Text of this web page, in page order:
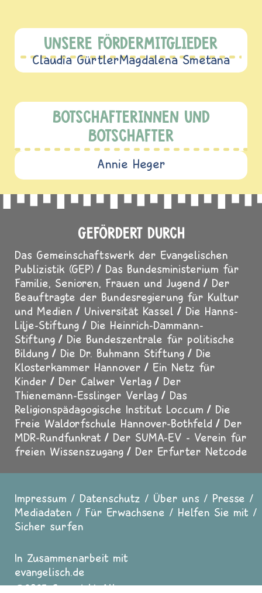
UNSERE FÖRDERMITGLIEDER
Claudia GürtlerMagdalena Smetana
BOTSCHAFTERINNEN UND
BOTSCHAFTER
Annie Heger
GEFÖRDERT DURCH
Das Gemeinschaftswerk der Evangelischen
Publizistik (GEP)
Das Bundesministerium für
Familie, Senioren, Frauen und Jugend
Der
Beauftragte der Bundesregierung für Kultur
und Medien
Universität Kassel
Die Hanns-
Lilje-Stiftung
Die Heinrich-Dammann-
Stiftung
Die Bundeszentrale für politische
Bildung
Die Dr. Buhmann Stiftung
Die
Klosterkammer Hannover
Ein Netz für
Kinder
Der Calwer Verlag
Der
Thienemann-Esslinger Verlag
Das
Religionspädagogische Institut Loccum
Die
Freie Waldorfschule Hannover-Bothfeld
Der
MDR-Rundfunkrat
Der SUMA-EV - Verein für
freien Wissenszugang
Der Erfurter Netcode
Fußzeile
Impressum Datenschutz Über uns
Presse
Mediadaten
Für Erwachsene
Helfen Sie mit
Sicher surfen
In Zusammenarbeit mit
evangelisch.de
2025 Copyright All